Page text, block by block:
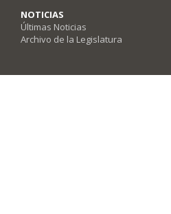
NOTICIAS
Últimas Noticias
Archivo de la Legislatura